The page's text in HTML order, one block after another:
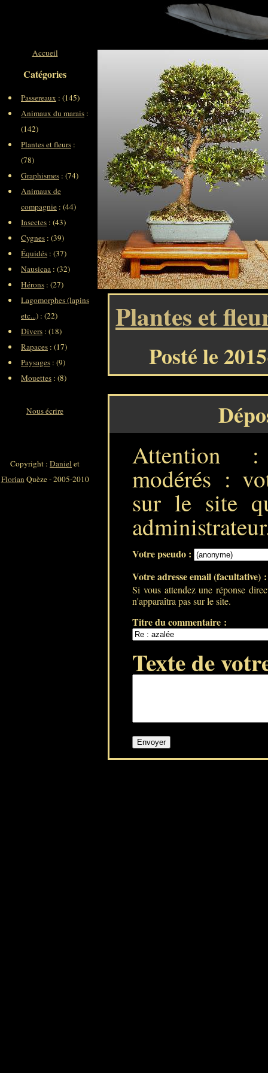
Plantes et
Posté le
Attention :
modérés :
sur le site
Votre pseudo :
Votre adresse email (facultative)
Si vous attendez une réponse
n'apparaîtra pas sur le site.
Titre du commentaire :
Texte de
Accueil
Catégories
Passereaux : (145)
Animaux du marais :
(142)
Plantes et fleurs :
(78)
Graphismes : (74)
Animaux de
compagnie : (44)
Insectes : (43)
Cygnes : (39)
Équidés : (37)
Nausicaa : (32)
Hérons : (27)
Lagomorphes (lapins
etc...) : (22)
Divers : (18)
Rapaces : (17)
Paysages : (9)
Mouettes : (8)
Nous écrire
Copyright : Daniel et
FlorianQuèze - 2005-2010